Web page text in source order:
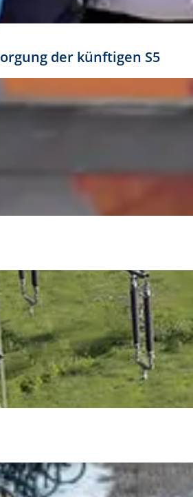
sich für gängige Formate
werden. Dazu bedarf es jedoch
der künftigen S5